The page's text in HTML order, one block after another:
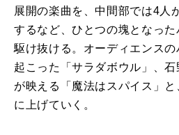
展開の楽曲を、中間部では4人
するなど、ひとつの塊となっ
駆け抜ける。オーディエンス
起こった「サラダボウル」、
が映える「魔法はスパイス」
に上げていく。